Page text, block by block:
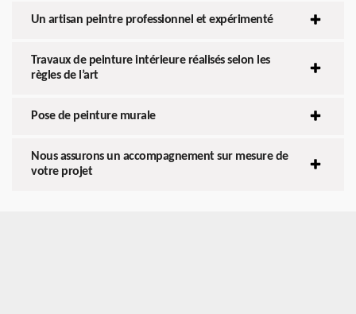
Un artisan peintre professionnel et expérimenté
Travaux de peinture intérieure réalisés selon les
règles de l’art
Pose de peinture murale
Nous assurons un accompagnement sur mesure de
votre projet